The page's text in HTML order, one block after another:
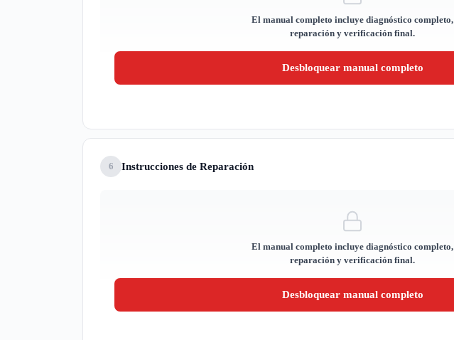
El manual completo incluye diagnóstico completo,
reparación y verificación final.
Desbloquear manual completo
6 Instrucciones de Reparación
El manual completo incluye diagnóstico completo,
reparación y verificación final.
Desbloquear manual completo